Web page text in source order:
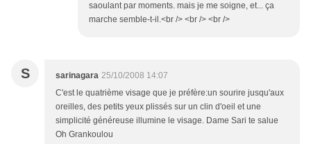
saoulant par moments. mais je me soigne, et... ça
marche semble-t-il.<br /> <br /> <br />
S sarinagara 25/10/2008 14:07
C'est le quatrième visage que je préfère:un sourire jusqu'aux
oreilles, des petits yeux plissés sur un clin d'oeil et une
simplicité généreuse illumine le visage. Dame Sari te salue
Oh Grankoulou